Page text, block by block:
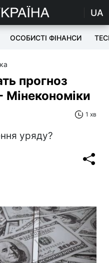
UA
ОСОБИСТІ ФІНАНСИ
прогноз
Мінекономіки
1 хв
уряду?